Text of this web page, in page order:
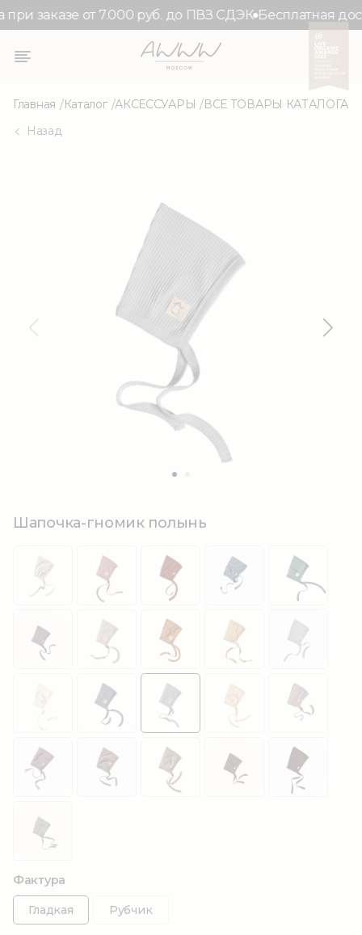
заказе от 7.000 руб. до ПВЗ СДЭК Бесплатная
Главная Каталог АКСЕССУАРЫ ВСЕ ТОВАРЫ КАТАЛОГА
Назад
Шапочка-гномик полынь
Фактура
Гладкая Рубчик